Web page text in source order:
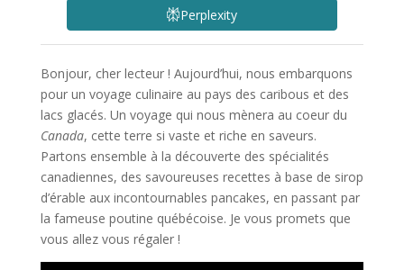
Perplexity
Bonjour, cher lecteur ! Aujourd’hui, nous embarquons
pour un voyage culinaire au pays des caribous et des
lacs glacés. Un voyage qui nous mènera au coeur du
Canada, cette terre si vaste et riche en saveurs.
Partons ensemble à la découverte des spécialités
canadiennes, des savoureuses recettes à base de sirop
d’érable aux incontournables pancakes, en passant par
la fameuse poutine québécoise. Je vous promets que
vous allez vous régaler !